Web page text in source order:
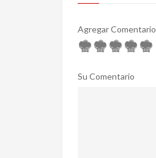
Agregar Comentario
Su Comentario